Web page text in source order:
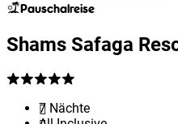
Pauschalreise
Shams Safaga
7 Nächte